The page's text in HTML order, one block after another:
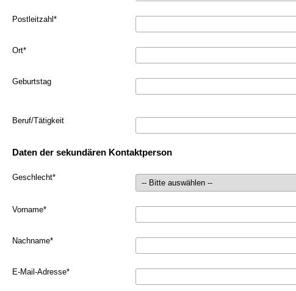
Postleitzahl *
Ort*
Geburtstag
Beruf/Tätigkeit
Daten der sekundären Kontaktperson
Geschlecht*
Vorname*
Nachname*
E-Mail-Adresse*